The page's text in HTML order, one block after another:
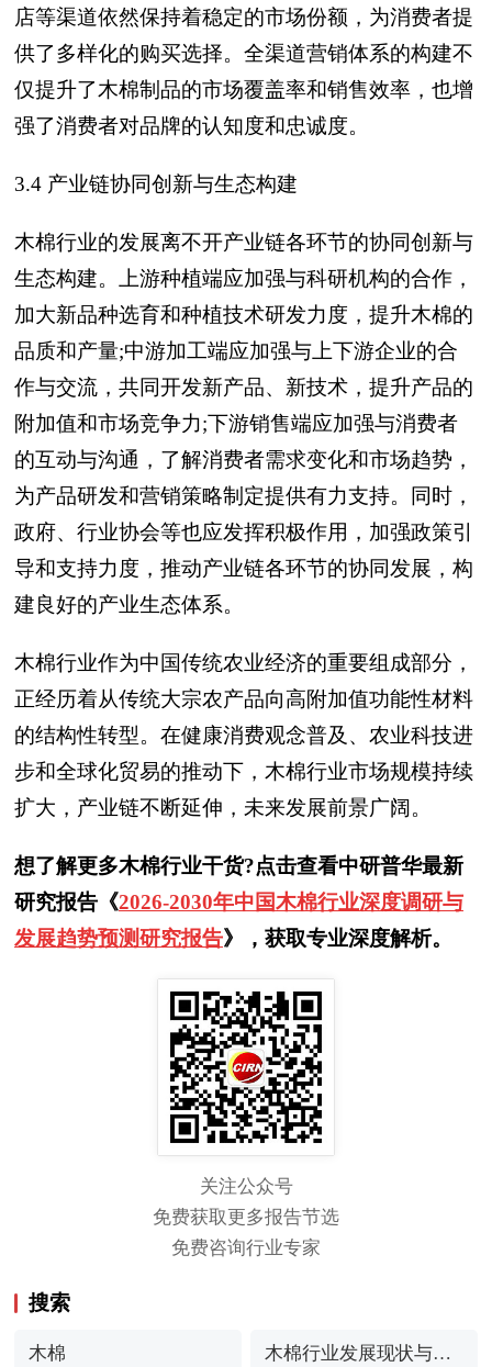
店等渠道依然保持着稳定的市场份额，为消费者提
供了多样化的购买选择。全渠道营销体系的构建不
仅提升了木棉制品的市场覆盖率和销售效率，也增
强了消费者对品牌的认知度和忠诚度。
3.4 产业链协同创新与生态构建
木棉行业的发展离不开产业链各环节的协同创新与
生态构建。上游种植端应加强与科研机构的合作，
加大新品种选育和种植技术研发力度，提升木棉的
品质和产量;中游加工端应加强与上下游企业的合
作与交流，共同开发新产品、新技术，提升产品的
附加值和市场竞争力;下游销售端应加强与消费者
的互动与沟通，了解消费者需求变化和市场趋势，
为产品研发和营销策略制定提供有力支持。同时，
政府、行业协会等也应发挥积极作用，加强政策引
导和支持力度，推动产业链各环节的协同发展，构
建良好的产业生态体系。
木棉行业作为中国传统农业经济的重要组成部分，
正经历着从传统大宗农产品向高附加值功能性材料
的结构性转型。在健康消费观念普及、农业科技进
步和全球化贸易的推动下，木棉行业市场规模持续
扩大，产业链不断延伸，未来发展前景广阔。
想了解更多木棉行业干货?点击查看中研普华最新
研究报告《2026-2030年中国木棉行业深度调研与
发展趋势预测研究报告》，获取专业深度解析。
关注公众号
免费获取更多报告节选
免费咨询行业专家
搜索
木棉 木棉行业发展现状与产